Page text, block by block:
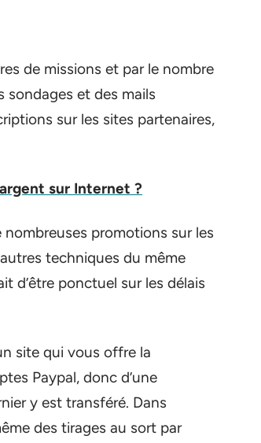
de missions et par le nombre
sondages et des mails
sur les sites partenaires,
sur Internet ?
promotions sur les
techniques du même
d’être ponctuel sur les délais
site qui vous offre la
Paypal, donc d’une
y est transféré. Dans
des tirages au sort par